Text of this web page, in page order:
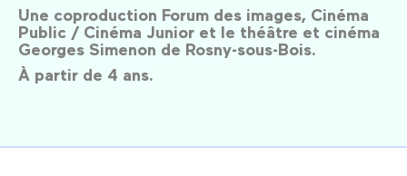
Une coproduction Forum des images, Cinéma
Public / Cinéma Junior et le théâtre et cinéma
Georges Simenon de Rosny-sous-Bois.
À partir de 4 ans.